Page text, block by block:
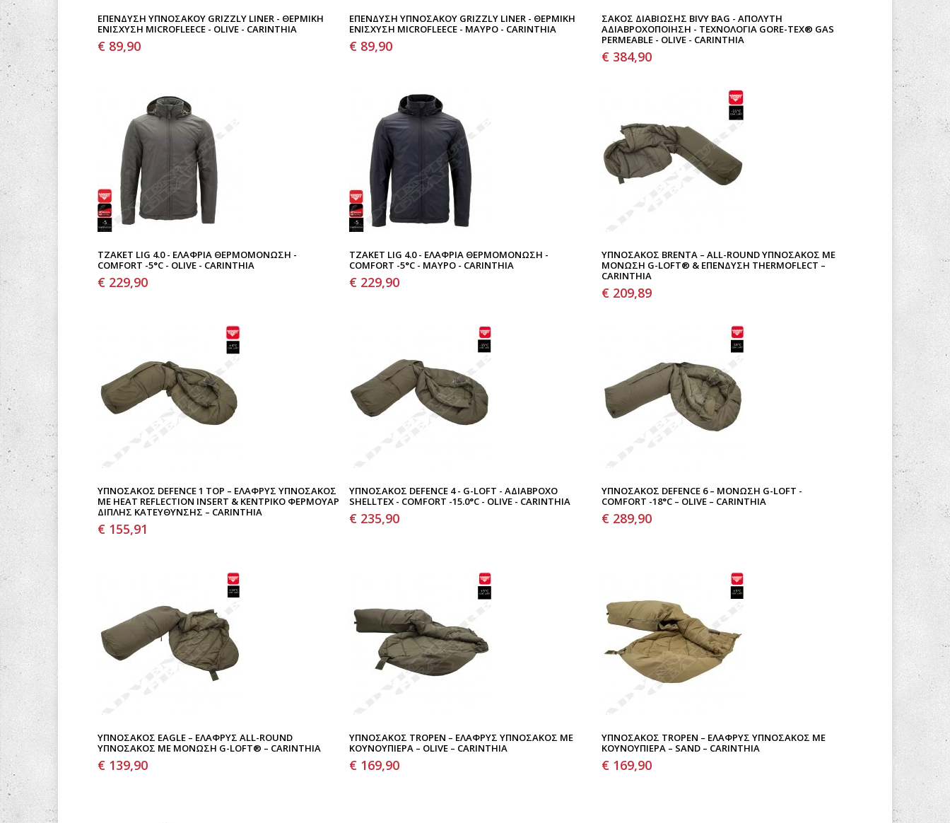
ΕΠΈΝΔΥΣΗ ΥΠΝΌΣΑΚΟΥ GRIZZLY LINER - ΘΕΡΜΙΚΉ
ΕΝΊΣΧΥΣΗ MICROFLEECE - OLIVE - CARINTHIA
€ 89,90
ΕΠΈΝΔΥΣΗ ΥΠΝΌΣΑΚΟΥ GRIZZLY LINER - ΘΕΡΜΙΚΉ
ΕΝΊΣΧΥΣΗ MICROFLEECE - ΜΑΎΡΟ - CARINTHIA
€ 89,90
ΣΆΚΟΣ ΔΙΑΒΊΩΣΗΣ BIVY BAG - ΑΠΌΛΥΤΗ
ΑΔΙΑΒΡΟΧΟΠΟΊΗΣΗ - ΤΕΧΝΟΛΟΓΊΑ GORE-TEX® GAS
PERMEABLE - OLIVE - CARINTHIA
€ 384,90
ΤΖΆΚΕΤ LIG 4.0 - ΕΛΑΦΡΙΆ ΘΕΡΜΟΜΌΝΩΣΗ -
COMFORT -5°C - OLIVE - CARINTHIA
€ 229,90
ΤΖΆΚΕΤ LIG 4.0 - ΕΛΑΦΡΙΆ ΘΕΡΜΟΜΌΝΩΣΗ -
COMFORT -5°C - ΜΑΎΡΟ - CARINTHIA
€ 229,90
ΥΠΝΌΣΑΚΟΣ BRENTA – ALL-ROUND ΥΠΝΌΣΑΚΟΣ ΜΕ
ΜΌΝΩΣΗ G-LOFT® & ΕΠΈΝΔΥΣΗ THERMOFLECT –
CARINTHIA
€ 209,89
ΥΠΝΌΣΑΚΟΣ DEFENCE 1 TOP – ΕΛΑΦΡΎΣ ΥΠΝΌΣΑΚΟΣ
ΜΕ HEAT REFLECTION INSERT & ΚΕΝΤΡΙΚΌ ΦΕΡΜΟΥΆΡ
ΔΙΠΛΉΣ ΚΑΤΕΎΘΥΝΣΗΣ – CARINTHIA
€ 155,91
ΥΠΝΌΣΑΚΟΣ DEFENCE 4 - G-LOFT - ΑΔΙΆΒΡΟΧΟ
SHELLTEX - COMFORT -15.0°C - OLIVE - CARINTHIA
€ 235,90
ΥΠΝΌΣΑΚΟΣ DEFENCE 6 – ΜΌΝΩΣΗ G-LOFT -
COMFORT -18°C – OLIVE – CARINTHIA
€ 289,90
ΥΠΝΌΣΑΚΟΣ EAGLE – ΕΛΑΦΡΎΣ ALL-ROUND
ΥΠΝΌΣΑΚΟΣ ΜΕ ΜΌΝΩΣΗ G-LOFT® – CARINTHIA
€ 139,90
ΥΠΝΌΣΑΚΟΣ TROPEN – ΕΛΑΦΡΎΣ ΥΠΝΌΣΑΚΟΣ ΜΕ
ΚΟΥΝΟΥΠΙΈΡΑ – OLIVE – CARINTHIA
€ 169,90
ΥΠΝΌΣΑΚΟΣ TROPEN – ΕΛΑΦΡΎΣ ΥΠΝΌΣΑΚΟΣ ΜΕ
ΚΟΥΝΟΥΠΙΈΡΑ – SAND – CARINTHIA
€ 169,90